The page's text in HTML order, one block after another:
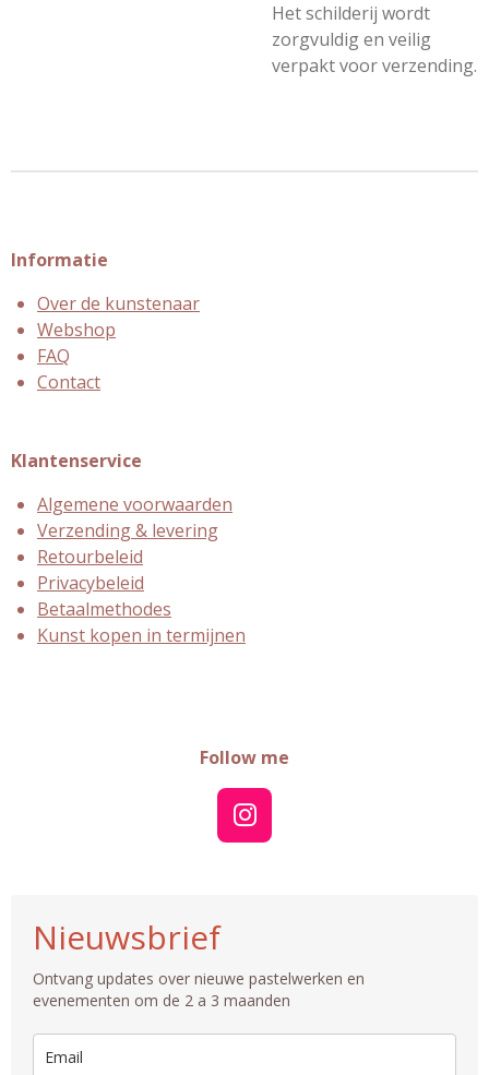
Het schilderij wordt
zorgvuldig en veilig
verpakt voor verzending.
Informatie
Over de kunstenaar
Webshop
FAQ
Contact
Klantenservice
Algemene voorwaarden
Verzending & levering
Retourbeleid
Privacybeleid
Betaalmethodes
Kunst kopen in termijnen
Follow me
I
n
r
a
m
Nieuwsbrief
Ontvang updates over nieuwe pastelwerken en
evenementen om de 2 a 3 maanden